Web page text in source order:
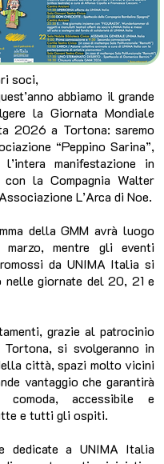
soci,
abbiamo il grande
la Giornata Mondiale
2026 a Tortona: saremo
“Peppino Sarina”,
manifestazione in
con la Compagnia Walter
L’Arca di Noe.
della GMM avrà luogo
mentre gli eventi
da UNIMA Italia si
nelle giornate del 20, 21 e
grazie al patrocinio
si svolgeranno in
città, spazi molto vicini
vantaggio che garantirà
comoda, accessibile e
e tutti gli ospiti.
dedicate a UNIMA Italia